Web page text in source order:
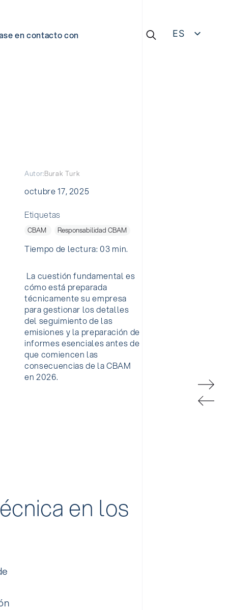
en contacto con
ES
Preparación para la verificación CBAM:
Garantizar la notificación exacta de las
Autor:Burak Turk
octubre 17, 2025
Etiquetas
CBAM Responsabilidad CBAM
Tiempo de lectura: 03 min.
La cuestión fundamental es
cómo está preparada
técnicamente su empresa
para gestionar los detalles
del seguimiento de las
emisiones y la preparación de
informes esenciales antes de
que comiencen las
consecuencias de la CBAM
en 2026.
en los